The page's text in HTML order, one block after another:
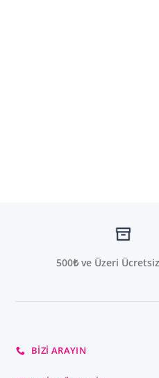
500₺ ve Üzeri
BIZI ARAYIN